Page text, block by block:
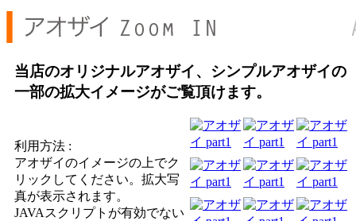
当店のオリジナルアオザイ、シンプルアオザイの
一部の拡大イメージがご覧頂けます。
利用方法 :
アオザイのイメージの上でク
リックしてください。拡大写
真が表示されます。
JAVAスクリプトが有効でない